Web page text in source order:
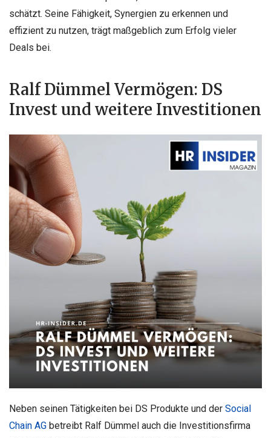
schätzt. Seine Fähigkeit, Synergien zu erkennen und
effizient zu nutzen, trägt maßgeblich zum Erfolg vieler
Deals bei.
Ralf Dümmel Vermögen: DS
Invest und weitere Investitionen
Neben seinen Tätigkeiten bei DS Produkte und der Social
Chain AG betreibt Ralf Dümmel auch die Investitionsfirma